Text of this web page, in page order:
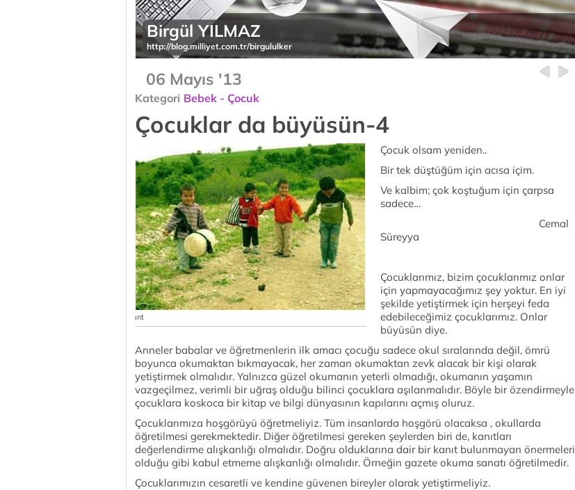
Birgül YILMAZ
http://blog.milliyet.com.tr/birgululker
06 Mayıs '13
Kategori Bebek - Çocuk
Çocuklar da büyüsün-4
ınt
Çocuk olsam yeniden..
Bir tek düştüğüm için acısa içim.
Ve kalbim; çok koştuğum için çarpsa
sadece…
Cemal
Süreyya
Çocuklarımız, bizim çocuklarımız onlar
için yapmayacağımız şey yoktur. En iyi
şekilde yetiştirmek için herşeyi feda
edebileceğimiz çocuklarımız. Onlar
büyüsün diye.
Anneler babalar ve öğretmenlerin ilk amacı çocuğu sadece okul sıralarında değil, ömrü
boyunca okumaktan bıkmayacak, her zaman okumaktan zevk alacak bir kişi olarak
yetiştirmek olmalıdır. Yalnızca güzel okumanın yeterli olmadığı, okumanın yaşamın
vazgeçilmez, verimli bir uğraş olduğu bilinci çocuklara aşılanmalıdır. Böyle bir özendirmeyle
çocuklara koskoca bir kitap ve bilgi dünyasının kapılarını açmış oluruz.
Çocuklarımıza hoşgörüyü öğretmeliyiz. Tüm insanlarda hoşgörü olacaksa , okullarda
öğretilmesi gerekmektedir. Diğer öğretilmesi gereken şeylerden biri de, kanıtları
değerlendirme alışkanlığı olmalıdır. Doğru olduklarına dair bir kanıt bulunmayan önermeleri
olduğu gibi kabul etmeme alışkanlığı olmalıdır. Örneğin gazete okuma sanatı öğretilmedir.
Çocuklarımızın cesaretli ve kendine güvenen bireyler olarak yetiştirmeliyiz.